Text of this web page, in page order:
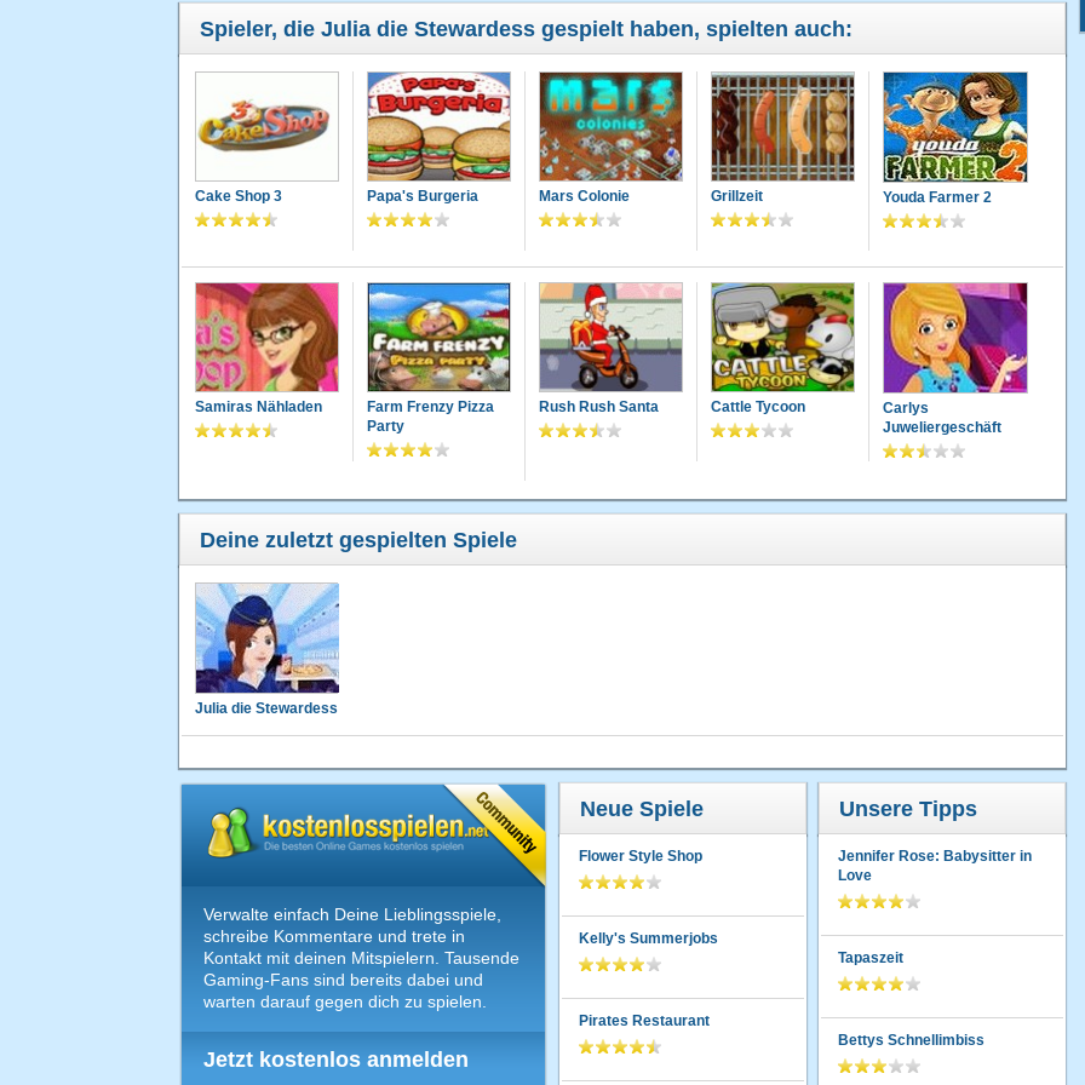
Spieler, die Julia die Stewardess gespielt haben, spielten auch:
Cake Shop 3 Papa's Burgeria Mars Colonie Grillzeit Youda Farmer 2
Samiras Nähladen
Farm Frenzy Pizza
Party
Rush Rush Santa Cattle Tycoon
Carlys
Juweliergeschäft
Deine zuletzt gespielten Spiele
Julia die Stewardess
Verwalte einfach Deine Lieblingsspiele,
schreibe Kommentare und trete in
Kontakt mit deinen Mitspielern. Tausende
Gaming-Fans sind bereits dabei und
warten darauf gegen dich zu spielen.
Jetzt kostenlos anmelden
Neue Spiele
Flower Style Shop
Kelly's Summerjobs
Pirates Restaurant
Unsere Tipps
Jennifer Rose: Babysitter in
Love
Tapaszeit
Bettys Schnellimbiss